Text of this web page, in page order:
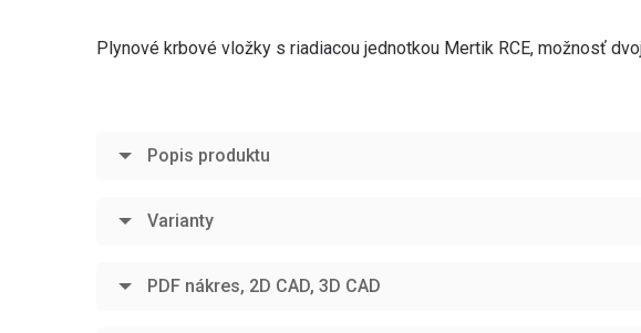
Plynové krbové vložky s riadiacou jednotkou Mertik RCE, možnosť
Popis produktu
Varianty
PDF nákres, 2D CAD, 3D CAD